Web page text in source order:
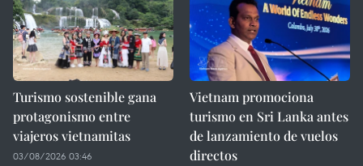
Turismo sostenible gana
protagonismo entre
viajeros vietnamitas
03/08/2026 03:46
Vietnam promociona
turismo en Sri Lanka antes
de lanzamiento de vuelos
directos